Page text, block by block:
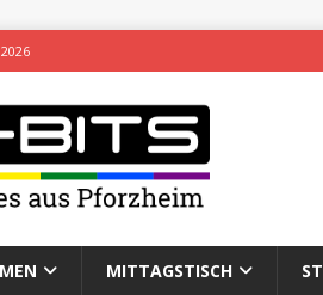
MITTAGSTISCH